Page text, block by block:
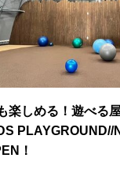
ューズメント施
」に新しいドー